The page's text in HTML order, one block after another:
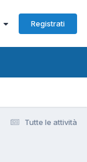
Registrati
Tutte le attività